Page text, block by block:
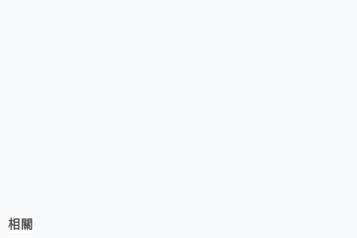
相關